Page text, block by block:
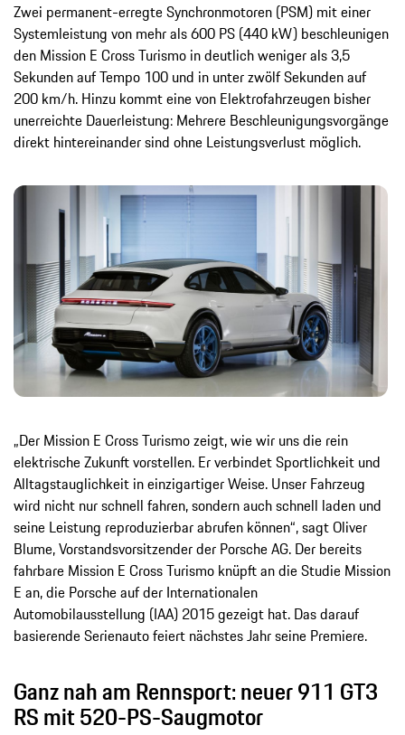
Zwei permanent-erregte Synchronmotoren (PSM) mit einer
Systemleistung von mehr als 600 PS (440 kW) beschleunigen
den Mission E Cross Turismo in deutlich weniger als 3,5
Sekunden auf Tempo 100 und in unter zwölf Sekunden auf
200 km/h. Hinzu kommt eine von Elektrofahrzeugen bisher
unerreichte Dauerleistung: Mehrere Beschleunigungsvorgänge
direkt hintereinander sind ohne Leistungsverlust möglich.
„Der Mission E Cross Turismo zeigt, wie wir uns die rein
elektrische Zukunft vorstellen. Er verbindet Sportlichkeit und
Alltagstauglichkeit in einzigartiger Weise. Unser Fahrzeug
wird nicht nur schnell fahren, sondern auch schnell laden und
seine Leistung reproduzierbar abrufen können“, sagt Oliver
Blume, Vorstandsvorsitzender der Porsche AG. Der bereits
fahrbare Mission E Cross Turismo knüpft an die Studie Mission
E an, die Porsche auf der Internationalen
Automobilausstellung (IAA) 2015 gezeigt hat. Das darauf
basierende Serienauto feiert nächstes Jahr seine Premiere.
Ganz nah am Rennsport: neuer 911 GT3
RS mit 520-PS-Saugmotor